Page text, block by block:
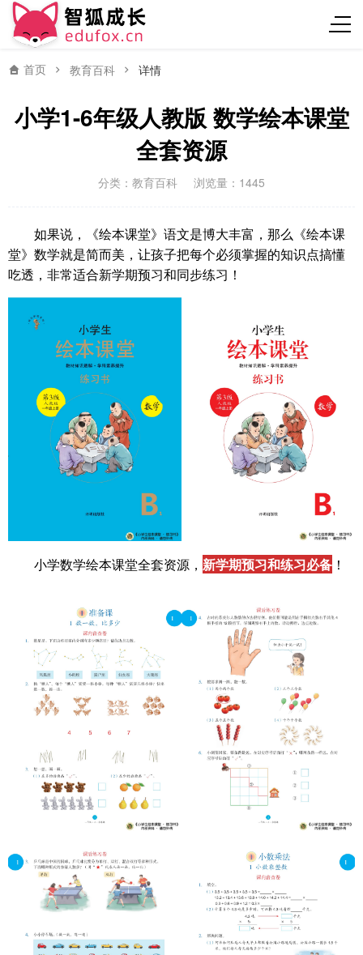
首页 教育百科 详情
小学1-6年级人教版 数学绘本课堂
全套资源
分类： 教育百科 浏览量：1445
如果说，《绘本课堂》语文是博大丰富，那么《绘本课
堂》数学就是简而美，让孩子把每个必须掌握的知识点搞懂
吃透，非常适合新学期预习和同步练习！
小学数学绘本课堂全套资源， 新学期预习和练习必备 ！